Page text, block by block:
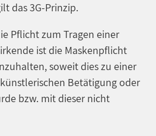
das 3G-Prinzip.
Pflicht zum Tragen einer
ist die Maskenpflicht
soweit dies zu einer
Betätigung oder
bzw. mit dieser nicht